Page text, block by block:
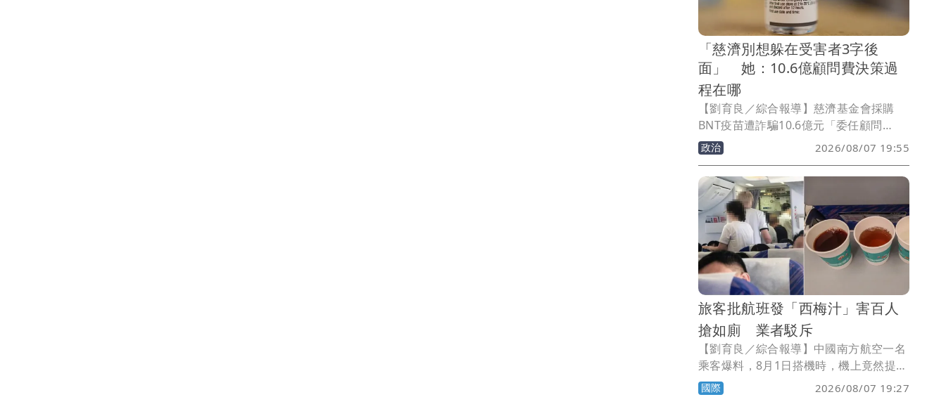
「慈濟別想躲在受害者3字後
面」 她：10.6億顧問費決策過
程在哪
【劉育良／綜合報導】慈濟基金會採購
BNT疫苗遭詐騙10.6億元「委任顧問
費」，事件引發熱議，媒體人詹凌瑀表
示，慈濟別想躲在「受害者」3個字後
面，把信徒善款管理成這樣，決策過程是
什麼？有沒有人要負責？慈濟欠社會一個
交代。
政治 2026/08/07 19:55
旅客批航班發「西梅汁」害百人
搶如廁 業者駁斥
【劉育良／綜合報導】中國南方航空一名
乘客爆料，8月1日搭機時，機上竟然提供
促進排瀉的西梅汁，導致上百名乘客大排
國際 2026/08/07 19:27